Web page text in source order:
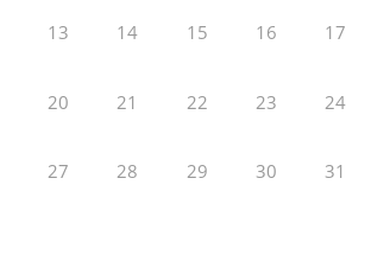
13 14 15 16 17
20 21 22 23 24
27 28 29 30 31